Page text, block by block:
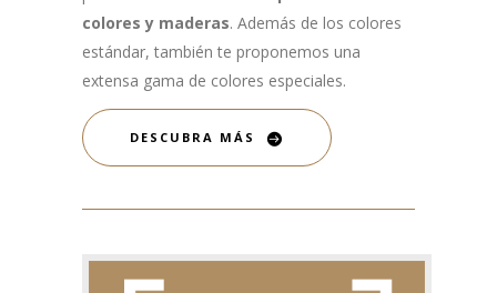
colores y maderas. Además de los colores
estándar, también te proponemos una
extensa gama de colores especiales.
DESCUBRA MÁS